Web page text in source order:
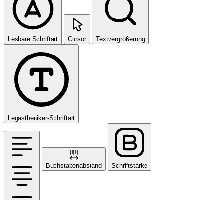
Lesbare Schriftart Cursor Textvergrößerung
Legastheniker-Schriftart
Buchstabenabstand Schriftstärke